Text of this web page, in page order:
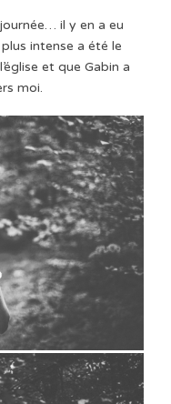
il y en a eu
intense a été le
et que Gabin a
moi.